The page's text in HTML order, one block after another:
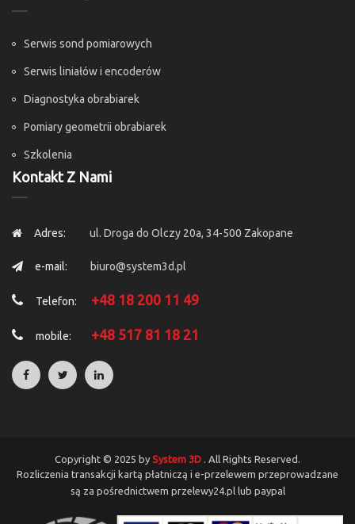
Serwis sond pomiarowych
Serwis liniałów i encoderów
Diagnostyka obrabiarek
Pomiary geometrii obrabiarek
Szkolenia
Kontakt Z Nami
Adres: ul. Droga do Olczy 20a, 34-500 Zakopane
e-mail: biuro@system3d.pl
Telefon: +48 18 200 11 49
mobile: +48 517 81 18 21
Copyright © 2025 by System 3D . All Rights Reserved.
Rozliczenia transakcji kartą płatniczą i e-przelewem przeprowadzane
są za pośrednictwem przelewy24.pl lub paypal